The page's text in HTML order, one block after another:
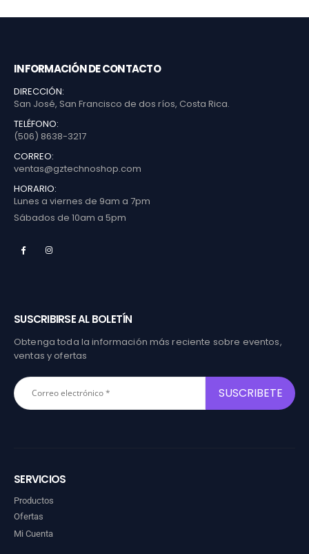
INFORMACIÓN DE CONTACTO
DIRECCIÓN:
San José, San Francisco de dos ríos, Costa Rica.
TELÉFONO:
(506) 8638-3217
CORREO:
ventas@gztechnoshop.com
HORARIO:
Lunes a viernes de 9am a 7pm
Sábados de 10am a 5pm
SUSCRIBIRSE AL BOLETÍN
Obtenga toda la información más reciente sobre eventos,
ventas y ofertas
SERVICIOS
Productos
Ofertas
Mi Cuenta